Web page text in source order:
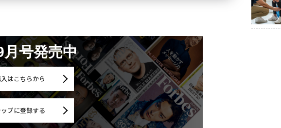
月号発売中
はこちらから
プに登録する